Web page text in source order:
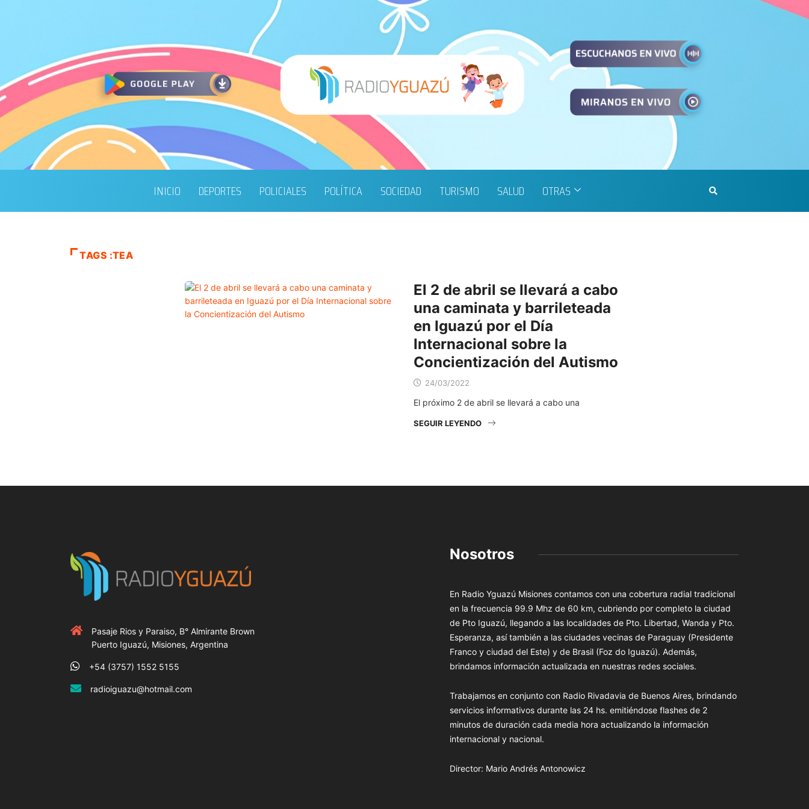
INICIO DEPORTES POLICIALES POLÍTICA SOCIEDAD TURISMO SALUD OTRAS
TAGS :TEA
El 2 de abril se llevará a cabo
una caminata y barrileteada
en Iguazú por el Día
Internacional sobre la
Concientización del Autismo
24/03/2022
El próximo 2 de abril se llevará a cabo una
SEGUIR LEYENDO
Pasaje Rios y Paraiso, B° Almirante Brown
Puerto Iguazú, Misiones, Argentina
+54 (3757) 1552 5155
radioiguazu@hotmail.com
Nosotros
En Radio Yguazú Misiones contamos con una cobertura radial tradicional
en la frecuencia 99.9 Mhz de 60 km, cubriendo por completo la ciudad
de Pto Iguazú, llegando a las localidades de Pto. Libertad, Wanda y Pto.
Esperanza, así también a las ciudades vecinas de Paraguay (Presidente
Franco y ciudad del Este) y de Brasil (Foz do Iguazú). Además,
brindamos información actualizada en nuestras redes sociales.
Trabajamos en conjunto con Radio Rivadavia de Buenos Aires, brindando
servicios informativos durante las 24 hs. emitiéndose flashes de 2
minutos de duración cada media hora actualizando la información
internacional y nacional.
Director: Mario Andrés Antonowicz